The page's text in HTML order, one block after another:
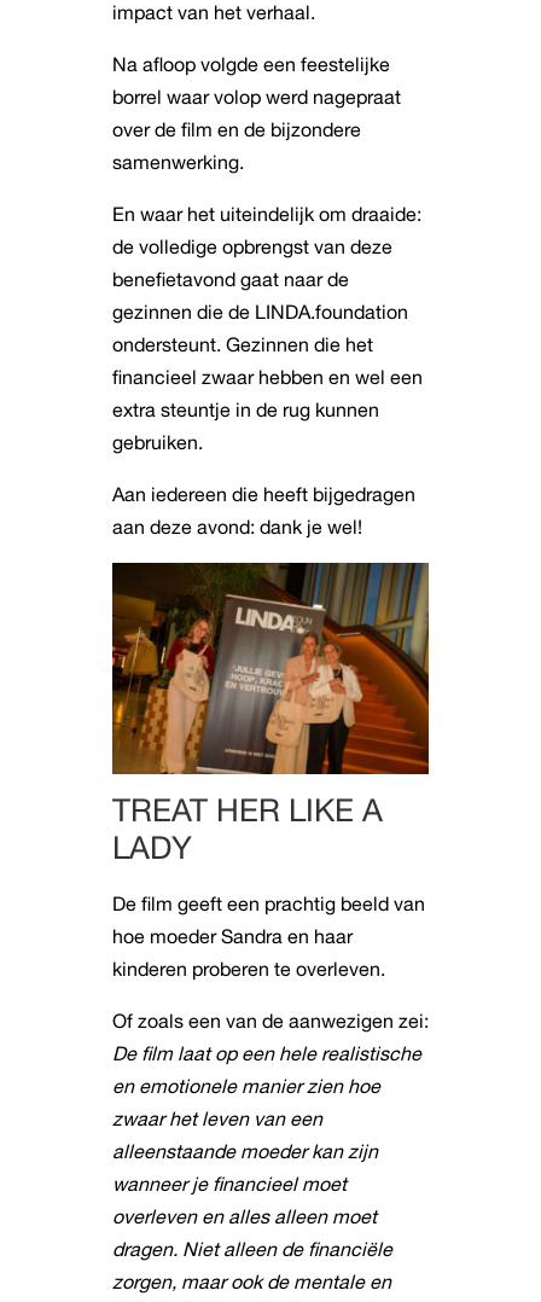
impact van het verhaal.
Na afloop volgde een feestelijke
borrel waar volop werd nagepraat
over de film en de bijzondere
samenwerking.
En waar het uiteindelijk om draaide:
de volledige opbrengst van deze
benefietavond gaat naar de
gezinnen die de LINDA.foundation
ondersteunt. Gezinnen die het
financieel zwaar hebben en wel een
extra steuntje in de rug kunnen
gebruiken.
Aan iedereen die heeft bijgedragen
aan deze avond: dank je wel!
TREAT HER LIKE A
LADY
De film geeft een prachtig beeld van
hoe moeder Sandra en haar
kinderen proberen te overleven.
Of zoals een van de aanwezigen zei:
De film laat op een hele realistische
en emotionele manier zien hoe
zwaar het leven van een
alleenstaande moeder kan zijn
wanneer je financieel moet
overleven en alles alleen moet
dragen. Niet alleen de financiële
zorgen, maar ook de mentale en